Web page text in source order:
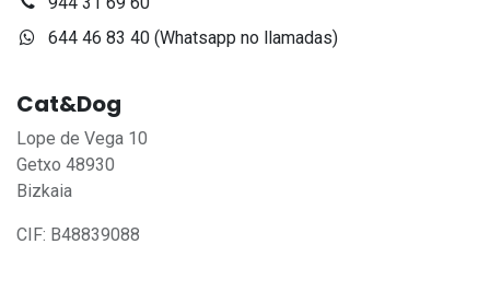
644 46 83 40 (Whatsapp no llamadas)
Cat&Dog
Lope de Vega 10
Getxo 48930
Bizkaia
CIF: B48839088